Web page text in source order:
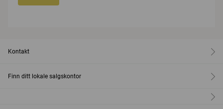
Kontakt
Finn ditt lokale salgskontor